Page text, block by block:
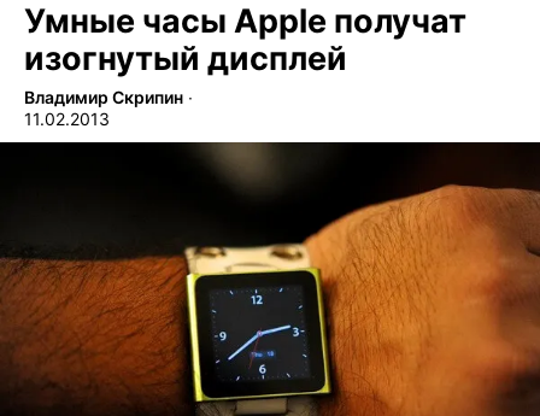
Умные часы Apple получат
изогнутый дисплей
Владимир Скрипин ∙
11.02.2013